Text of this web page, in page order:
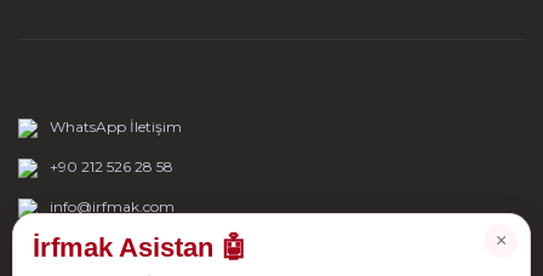
WhatsApp İletişim
+90 212 526 28 58
info@irfmak.com
×
İrfmak Asistan 🤖